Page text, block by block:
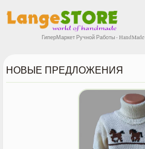
ГиперМаркет Ручной Работы - HandMade
НОВЫЕ ПРЕДЛОЖЕНИЯ